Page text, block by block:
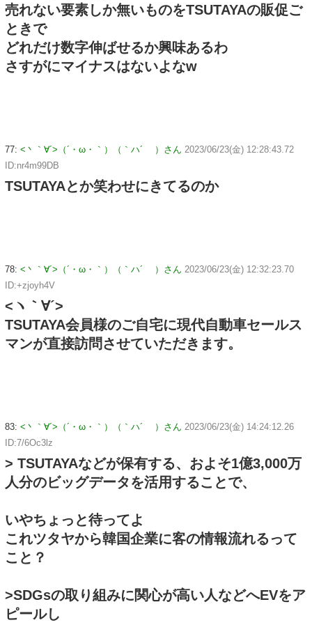
売れない要素しか無いものをTSUTAYAの販促ご
ときで
どれだけ数字伸ばせるか興味あるわ
さすがにマイナスはないよなw
77: <丶｀∀´>（´・ω・｀）（｀ハ´ ）さん 2023/06/23(金) 12:28:43.72
ID:nr4m99DB
TSUTAYAとか笑わせにきてるのか
78: <丶｀∀´>（´・ω・｀）（｀ハ´ ）さん 2023/06/23(金) 12:32:23.70
ID:+zjoyh4V
<ヽ｀∀´>
TSUTAYA会員様のご自宅に現代自動車セールス
マンが直接訪問させていただきます。
83: <丶｀∀´>（´・ω・｀）（｀ハ´ ）さん 2023/06/23(金) 14:24:12.26
ID:7/6Oc3lz
> TSUTAYAなどが保有する、およそ1億3,000万
人分のビッグデータを活用することで、
いやちょっと待ってよ
これツタヤから韓国企業に客の情報流れるって
こと？
>SDGsの取り組みに関心が高い人などへEVをア
ピールし